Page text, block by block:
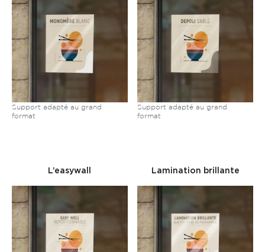
Support adapté au grand
format
Support adapté au grand
format
L’easywall Lamination brillante